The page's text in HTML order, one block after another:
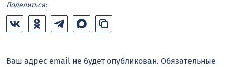
Поделиться:
Ваш адрес email не будет опубликован. Обязательные